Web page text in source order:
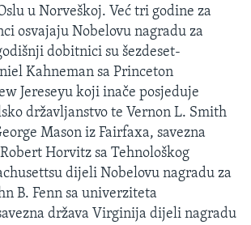
u Norveškoj. Već tri godine za
osvajaju Nobelovu nagradu za
dobitnici su šezdeset-
Kahneman sa Princeton
Jereseyu koji inače posjeduje
državljanstvo te Vernon L. Smith
Mason iz Fairfaxa, savezna
Horvitz sa Tehnološkog
dijeli Nobelovu nagradu za
B. Fenn sa univerziteta
država Virginija dijeli nagradu